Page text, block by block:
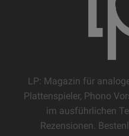
LP: Magazin für
Plattenspieler, Phono
im ausführlichen
Rezensionen.